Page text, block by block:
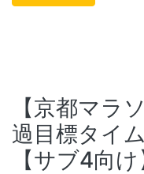
【京都マラ
過目標タイ
【サブ4向け